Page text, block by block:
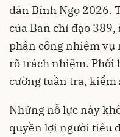
đán Bính Ngọ 2026.
của Ban chỉ đạo
phân công nhiệm vụ
rõ trách nhiệm. Phối
cường tuần tra,
Những nỗ lực này
quyền lợi người tiêu